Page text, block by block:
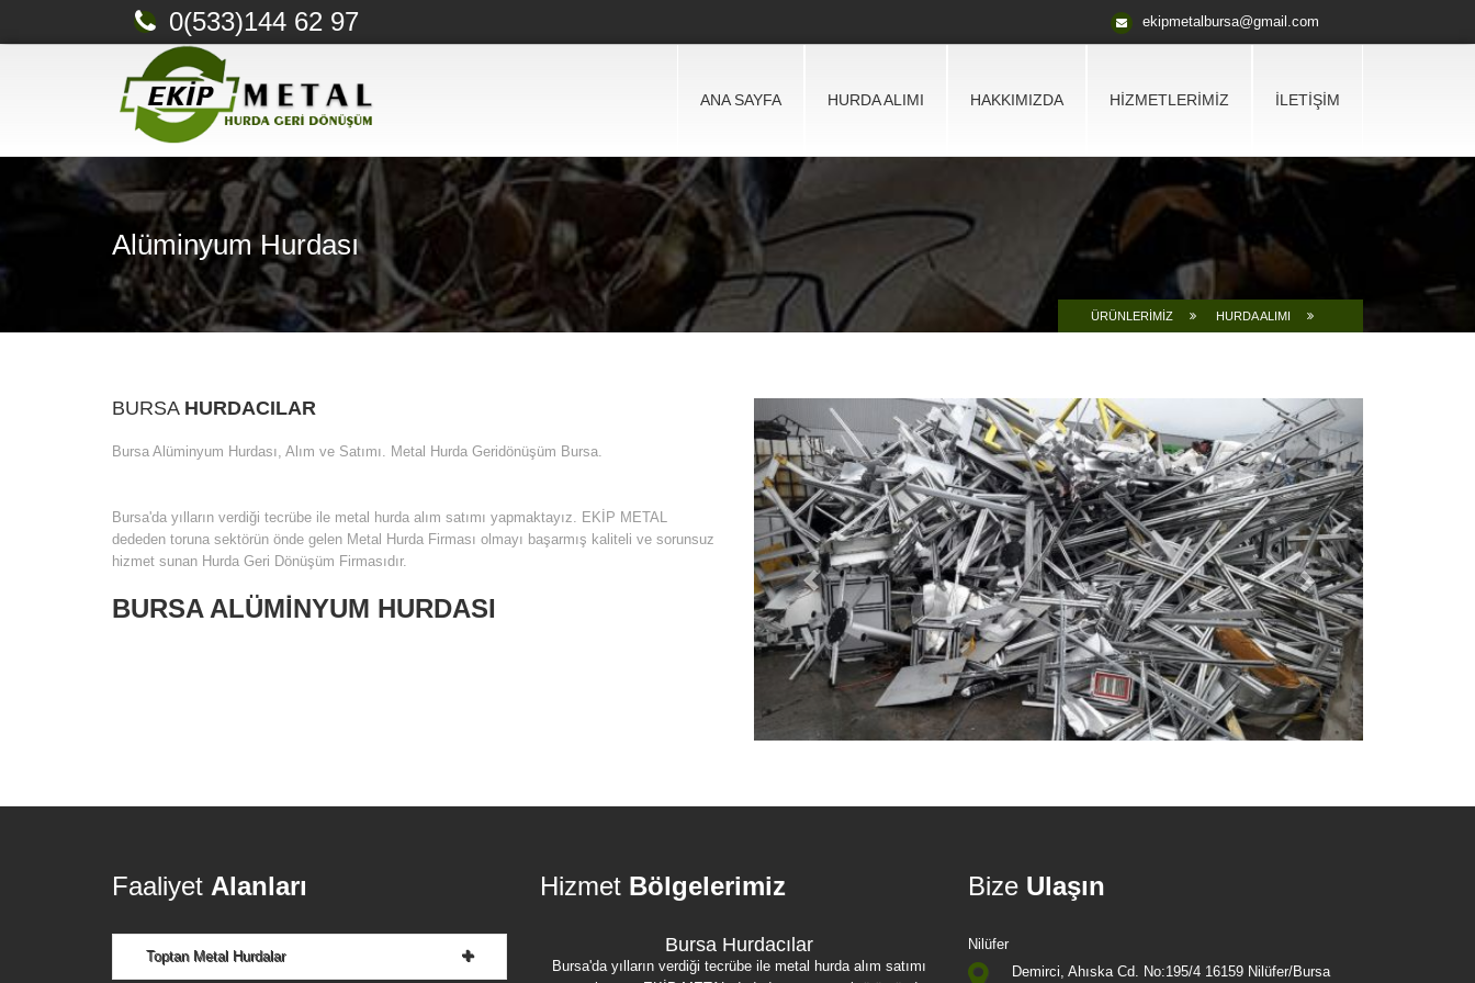
0(533)144 62 97 ekipmetalbursa@gmail.com
ANA SAYFA HURDA ALIMI HAKKIMIZDA HİZMETLERİMİZ İLETİŞİM
Alüminyum Hurdası
ÜRÜNLERİMİZ HURDA ALIMI
BURSA HURDACILAR
Bursa Alüminyum Hurdası, Alım ve Satımı. Metal Hurda Geridönüşüm Bursa.
Bursa'da yılların verdiği tecrübe ile metal hurda alım satımı yapmaktayız. EKİP METAL
dededen toruna sektörün önde gelen Metal Hurda Firması olmayı başarmış kaliteli ve sorunsuz
hizmet sunan Hurda Geri Dönüşüm Firmasıdır.
BURSA ALÜMİNYUM HURDASI
Faaliyet Alanları
Toptan Metal Hurdalar
Hizmet Bölgelerimiz
Bursa Hurdacılar
Bursa'da yılların verdiği tecrübe ile metal hurda alım satımı
Bursa'da hurda fiyatları, güncel metal hurda fiyatlarına
Bize Ulaşın
Nilüfer
Demirci, Ahıska Cd. No:195/4 16159 Nilüfer/Bursa